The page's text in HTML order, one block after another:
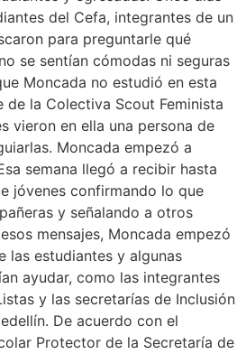
del Cefa, integrantes de un
para preguntarle qué
se sentían cómodas ni seguras
Moncada no estudió en esta
la Colectiva Scout Feminista
vieron en ella una persona de
Moncada empezó a
semana llegó a recibir hasta
jóvenes confirmando lo que
y señalando a otros
mensajes, Moncada empezó
las estudiantes y algunas
ayudar, como las integrantes
y las secretarías de Inclusión
De acuerdo con el
Protector de la Secretaría de